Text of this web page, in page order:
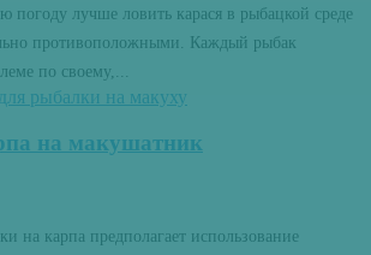
погоду лучше ловить карася в рыбацкой среде
противоположными. Каждый рыбак
по своему,...
на макушатник
на карпа предполагает использование